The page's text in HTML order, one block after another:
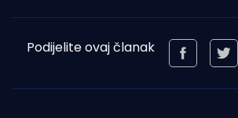
Podijelite ovaj članak